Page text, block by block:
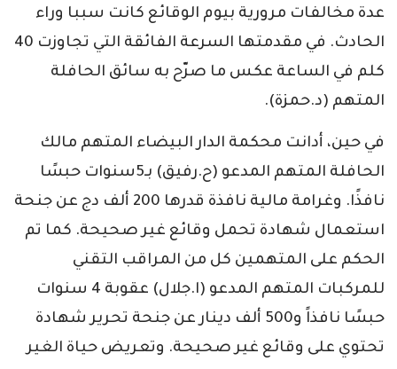
عدة مخالفات مرورية بيوم الوقائع كانت سببا وراء
الحادث. في مقدمتها السرعة الفائقة التي تجاوزت 40
كلم في الساعة عكس ما صرّح به سائق الحافلة
المتهم (د.حمزة).
في حين، أدانت محكمة الدار البيضاء المتهم مالك
الحافلة المتهم المدعو (ح.رفيق) بـ5سنوات حبسًا
نافذًا. وغرامة مالية نافذة قدرها 200 ألف دج عن جنحة
استعمال شهادة تحمل وقائع غير صحيحة. كما تم
الحكم على المتهمين كل من المراقب التقني
للمركبات المتهم المدعو (ا.جلال) عقوبة 4 سنوات
حبسًا نافذاً و500 ألف دينار عن جنحة تحرير شهادة
تحتوي على وقائع غير صحيحة. وتعريض حياة الغير